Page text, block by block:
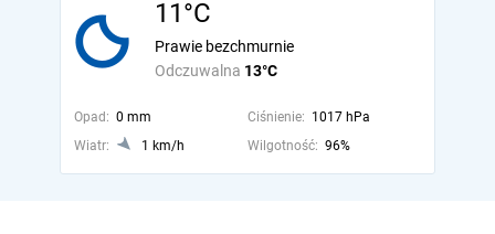
11°C
Odczuwalna 13°C
Prawie bezchmurnie
Opad: 0 mm Ciśnienie: 1017 hPa
Wiatr:
1 km/h Wilgotność: 96%